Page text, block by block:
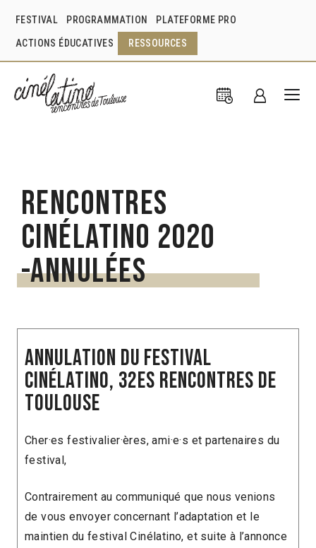
FESTIVAL PROGRAMMATION PLATEFORME PRO
ACTIONS ÉDUCATIVES RESSOURCES
Rencontres
Cinélatino 2020
-Annulées
Annulation du festival
Cinélatino, 32es Rencontres de
Toulouse
Cher·es festivalier·ères, ami·e·s et partenaires du
festival,
Contrairement au communiqué que nous venions
de vous envoyer concernant l’adaptation et le
maintien du festival Cinélatino, et suite à l’annonce